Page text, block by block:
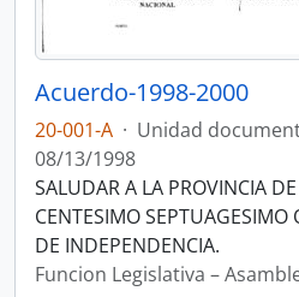
Acuerdo-1998-2000
20-001-A · Unidad
08/13/1998
SALUDAR A LA PROVINCIA
CENTESIMO SEPTUAGESIMO
DE INDEPENDENCIA.
Funcion Legislativa –